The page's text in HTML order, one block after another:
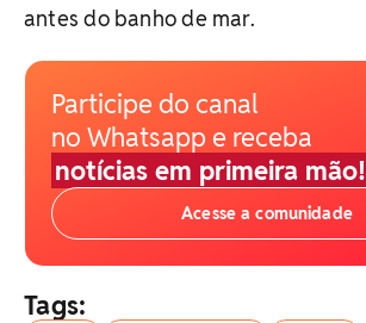
antes do banho de mar.
Participe do canal
no Whatsapp e receba
notícias em primeira mão!
Acesse a comunidade
Tags: